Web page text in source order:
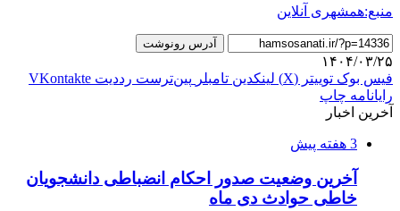
منبع:همشهری آنلاین
آدرس رونوشت
۱۴۰۴/۰۳/۲۵
فیس بوک توییتر (X) لینکدین ‫تامبلر ‫پین‌ترست ‫رددیت ‫VKontakte
رایانامه چاپ
آخرین اخبار
3 هفته پیش
آخرین وضعیت صدور احکام انضباطی دانشجویان
خاطی حوادث دی ماه